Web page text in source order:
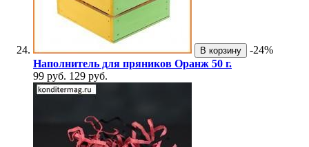
В корзину
-24%
Наполнитель для пряников Оранж 50 г.
99 руб. 129 руб.